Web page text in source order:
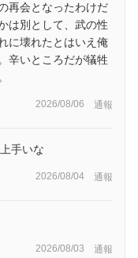
再会となったわけだ
は別として、武の性
に壊れたとはいえ俺
辛いところだが犠牲
2026/08/06 通報
手いな
2026/08/04 通報
2026/08/03 通報